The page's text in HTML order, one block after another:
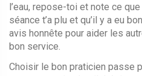
l’eau, repose-toi et note ce
séance t’a plu et qu’il y a eu
avis honnête pour aider les
bon service.
Choisir le bon praticien passe